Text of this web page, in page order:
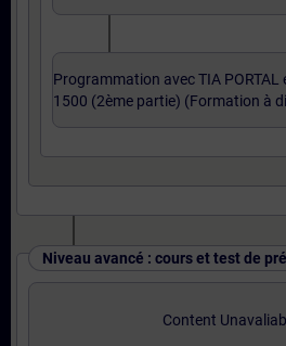
Programmation avec TIA PORTAL
1500 (2ème partie) (Formation à
Niveau avancé : cours et test de
Content